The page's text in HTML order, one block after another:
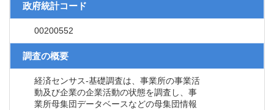
政府統計コード
00200552
調査の概要
経済センサス‐基礎調査は、事業所の事業活
動及び企業の企業活動の状態を調査し、事
業所母集団データベースなどの母集団情報